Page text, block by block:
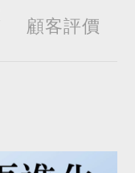
顧客評價